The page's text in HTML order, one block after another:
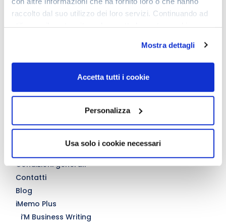
raccolto dal suo utilizzo dei loro servizi. Continuando ad
Mostra dettagli
Accetta tutti i cookie
Personalizza
Usa solo i cookie necessari
i’M Metodo
i’M Lettura Veloce
i’M Memoria
Privacy Policy & Cookie Policy
Condizioni generali
Contatti
Blog
iMemo Plus
i’M Business Writing